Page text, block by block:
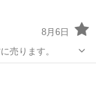
8月6日
売ります。